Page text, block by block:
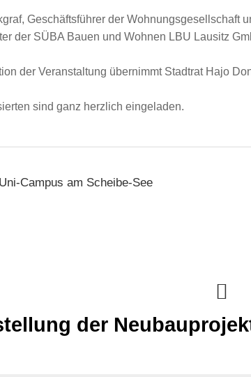
Geschäftsführer der Wohnungsgesellschaft
der SÜBA Bauen und Wohnen LBU Lausitz
der Veranstaltung übernimmt Stadtrat Hajo
sind ganz herzlich eingeladen.
Campus am Scheibe-See
der